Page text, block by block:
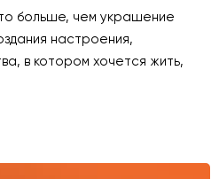
больше, чем украшение
настроения,
в котором хочется жить,